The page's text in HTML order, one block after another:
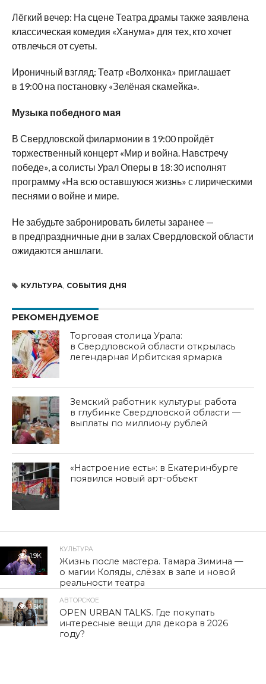
Лёгкий вечер: На сцене Театра драмы также заявлена
классическая комедия «Ханума» для тех, кто хочет
отвлечься от суеты.
Ироничный взгляд: Театр «Волхонка» приглашает
в 19:00 на постановку «Зелёная скамейка».
Музыка победного мая
В Свердловской филармонии в 19:00 пройдёт
торжественный концерт «Мир и война. Навстречу
победе», а солисты Урал Оперы в 18:30 исполнят
программу «На всю оставшуюся жизнь» с лирическими
песнями о войне и мире.
Не забудьте забронировать билеты заранее —
в предпраздничные дни в залах Свердловской области
ожидаются аншлаги.
КУЛЬТУРА СОБЫТИЯ ДНЯ
РЕКОМЕНДУЕМОЕ
Торговая столица Урала:
в Свердловской области открылась
легендарная Ирбитская ярмарка
Земский работник культуры: работа
в глубинке Свердловской области —
выплаты по миллиону рублей
«Настроение есть»: в Екатеринбурге
появился новый арт-объект
1.9K
КУЛЬТУРА
Жизнь после мастера. Тамара Зимина —
о магии Коляды, слёзах в зале и новой
реальности театра
1.5K
АВТОРСКОЕ
OPEN URBAN TALKS. Где покупать
интересные вещи для декора в 2026
году?